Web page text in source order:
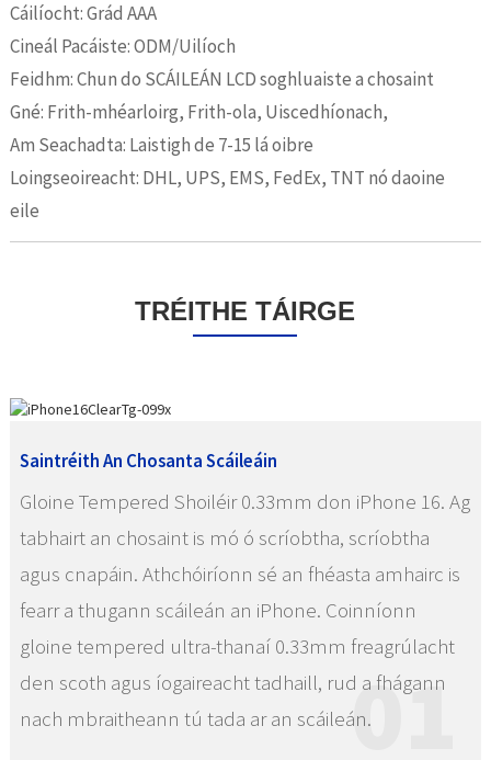
Cáilíocht: Grád AAA
Cineál Pacáiste: ODM/Uilíoch
Feidhm: Chun do SCÁILEÁN LCD soghluaiste a chosaint
Gné: Frith-mhéarloirg, Frith-ola, Uiscedhíonach,
Am Seachadta: Laistigh de 7-15 lá oibre
Loingseoireacht: DHL, UPS, EMS, FedEx, TNT nó daoine
eile
TRÉITHE TÁIRGE
Saintréith An Chosanta Scáileáin
Gloine Tempered Shoiléir 0.33mm don iPhone 16. Ag
tabhairt an chosaint is mó ó scríobtha, scríobtha
agus cnapáin. Athchóiríonn sé an fhéasta amhairc is
fearr a thugann scáileán an iPhone. Coinníonn
gloine tempered ultra-thanaí 0.33mm freagrúlacht
den scoth agus íogaireacht tadhaill, rud a fhágann
nach mbraitheann tú tada ar an scáileán.01